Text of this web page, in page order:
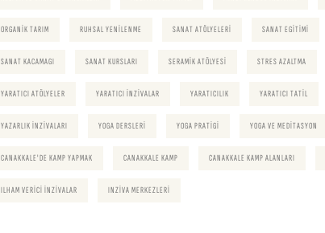
ORGANIK TARIM RUHSAL YENILENME SANAT ATÖLYELERI SANAT EGITIMI
SANAT KACAMAGI SANAT KURSLARI SERAMIK ATÖLYESI STRES AZALTMA
YARATICI ATÖLYELER YARATICI INZIVALAR YARATICILIK YARATICI TATIL
YAZARLIK INZIVALARI YOGA DERSLERI YOGA PRATIGI YOGA VE MEDITASYON
CANAKKALE'DE KAMP YAPMAK CANAKKALE KAMP CANAKKALE KAMP ALANLARI
ILHAM VERICI INZIVALAR INZIVA MERKEZLERI